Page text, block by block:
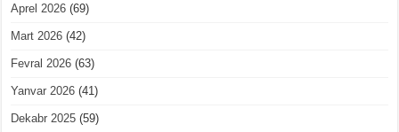
Aprel 2026 (69)
Mart 2026 (42)
Fevral 2026 (63)
Yanvar 2026 (41)
Dekabr 2025 (59)